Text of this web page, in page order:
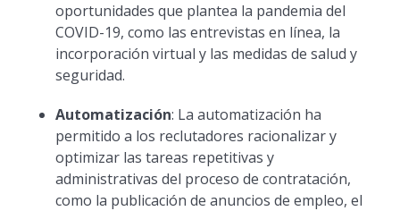
oportunidades que plantea la pandemia del
COVID-19, como las entrevistas en línea, la
incorporación virtual y las medidas de salud y
seguridad.
Automatización: La automatización ha
permitido a los reclutadores racionalizar y
optimizar las tareas repetitivas y
administrativas del proceso de contratación,
como la publicación de anuncios de empleo, el